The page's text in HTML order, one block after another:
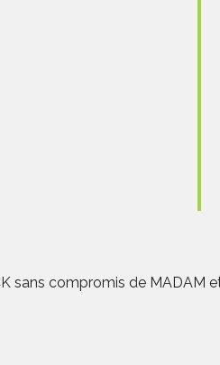
sans compromis de MADAM